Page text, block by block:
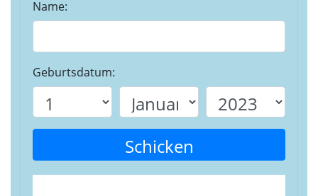
Name:
Geburtsdatum:
Schicken